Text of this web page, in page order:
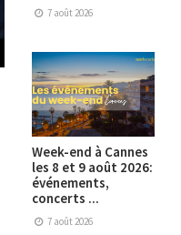
7 août 2026
Week-end à Cannes
les 8 et 9 août 2026:
événements,
concerts ...
7 août 2026